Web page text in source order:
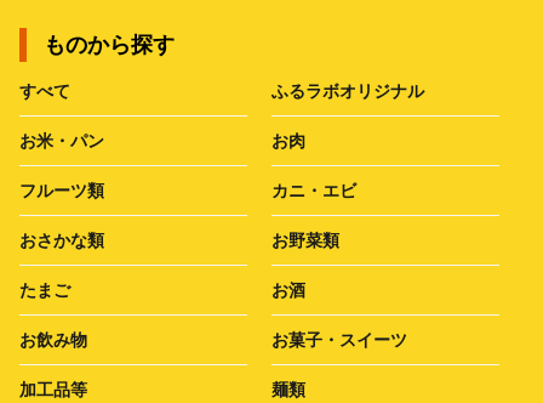
ものから探す
すべて ふるラボオリジナル
お米・パン お肉
フルーツ類 カニ・エビ
おさかな類 お野菜類
たまご お酒
お飲み物 お菓子・スイーツ
加工品等 麺類